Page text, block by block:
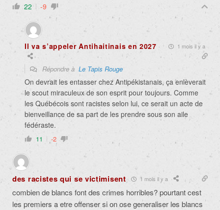
22 -9
Il va s’appeler Antihaitinais en 2027 1 mois il y a
Répondre à Le Tapis Rouge
On devrait les entasser chez Antipékistanais, ça enlèverait
le scout miraculeux de son esprit pour toujours. Comme
les Québécois sont racistes selon lui, ce serait un acte de
bienveillance de sa part de les prendre sous son aile
fédéraste.
11 -2
des racistes qui se victimisent 1 mois il y a
combien de blancs font des crimes horribles? pourtant cest
les premiers a etre offenser si on ose generaliser les blancs